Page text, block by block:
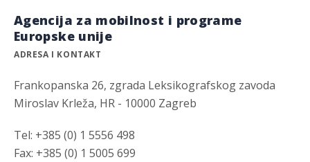
Agencija za mobilnost i programe
Europske unije
ADRESA I KONTAKT
Frankopanska 26, zgrada Leksikografskog zavoda
Miroslav Krleža, HR - 10000 Zagreb
Tel: +385 (0) 1 5556 498
Fax: +385 (0) 1 5005 699